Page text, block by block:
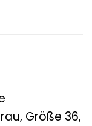
Größe 36,